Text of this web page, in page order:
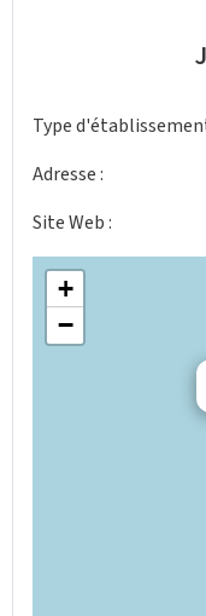
Type
Adresse :
Site Web :
+
−